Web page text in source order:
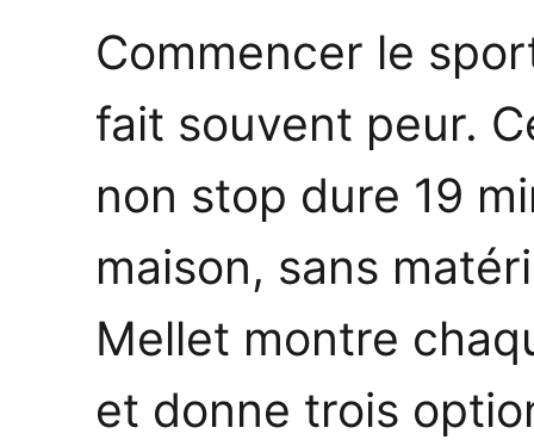
Commencer le
fait souvent peur.
non stop dure 19
maison, sans
Mellet montre
et donne trois